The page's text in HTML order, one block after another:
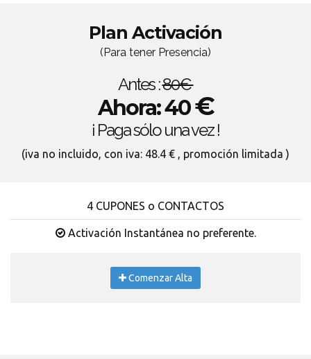
Plan Activación
(Para tener Presencia)
Antes :80€
Ahora: 40€
¡ Paga sólo una vez !
(iva no incluido, con iva: 48.4 € , promoción limitada )
4 CUPONES o CONTACTOS
Activación Instantánea no preferente.
Comenzar Alta